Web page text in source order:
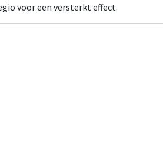
voor een versterkt effect.